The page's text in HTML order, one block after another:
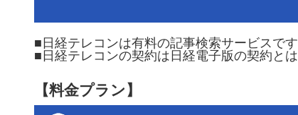
■日経テレコンは有料の記事検索サービスです
■日経テレコンの契約は日経電子版の契約と
【料金プラン】